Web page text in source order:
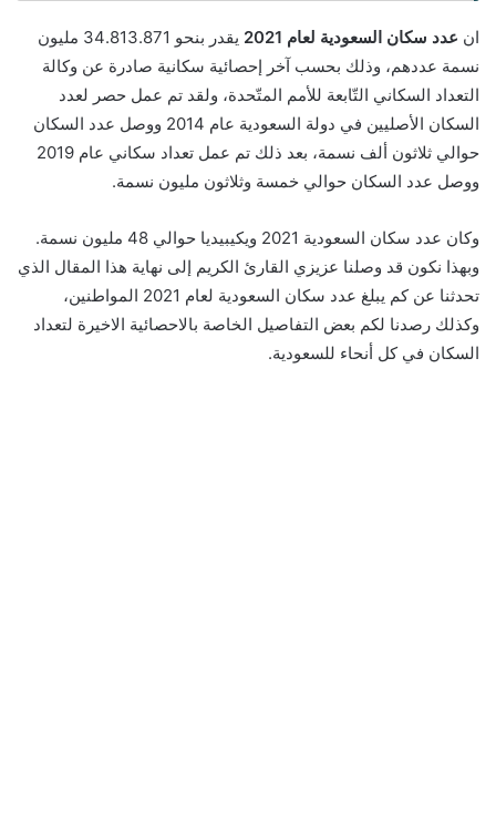
ان عدد سكان السعودية لعام 2021
يقدر بنحو 34.813.871 مليون
نسمة عددهم، وذلك بحسب آخر إحصائية سكانية صادرة عن وكالة
التعداد السكاني التّابعة للأمم المتّحدة، ولقد تم عمل حصر لعدد
السكان الأصليين في دولة السعودية عام 2014 ووصل عدد السكان
حوالي ثلاثون ألف نسمة، بعد ذلك تم عمل تعداد سكاني عام 2019
ووصل عدد السكان حوالي خمسة وثلاثون مليون نسمة.
وكان عدد سكان السعودية 2021 ويكيبيديا حوالي 48 مليون نسمة.
وبهذا نكون قد وصلنا عزيزي القارئ الكريم إلى نهاية هذا المقال الذي
تحدثنا عن كم يبلغ عدد سكان السعودية لعام 2021 المواطنين،
وكذلك رصدنا لكم بعض التفاصيل الخاصة بالاحصائية الاخيرة لتعداد
السكان في كل أنحاء للسعودية.